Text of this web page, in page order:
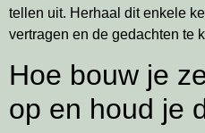
tellen uit. Herhaal dit enkele
vertragen en de gedachten te
Hoe bouw je
op en houd je